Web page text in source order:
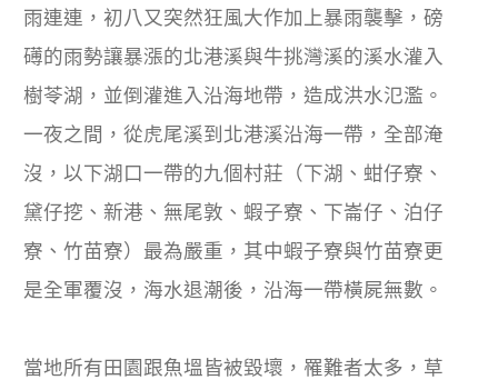
雨連連，初八又突然狂風大作加上暴雨襲擊，磅
礡的雨勢讓暴漲的北港溪與牛挑灣溪的溪水灌入
樹苓湖，並倒灌進入沿海地帶，造成洪水氾濫。
一夜之間，從虎尾溪到北港溪沿海一帶，全部淹
沒，以下湖口一帶的九個村莊（下湖、蚶仔寮、
黛仔挖、新港、無尾敦、蝦子寮、下崙仔、泊仔
寮、竹苗寮）最為嚴重，其中蝦子寮與竹苗寮更
是全軍覆沒，海水退潮後，沿海一帶橫屍無數。
當地所有田園跟魚塭皆被毀壞，罹難者太多，草